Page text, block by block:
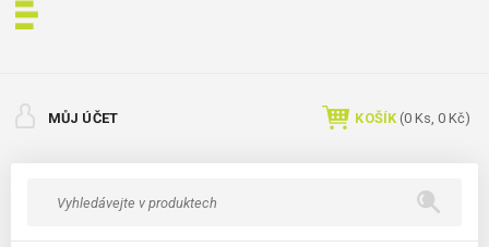
MŮJ ÚČET KOŠÍK (0 Ks, 0 Kč)